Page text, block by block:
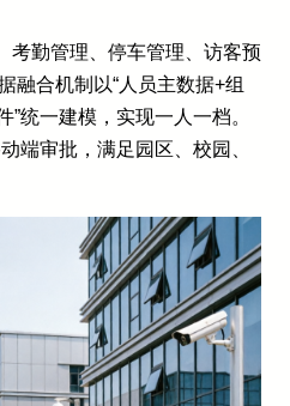
考勤管理、停车管理、访客预
融合机制以“人员主数据+组
统一建模，实现一人一档。
端审批，满足园区、校园、